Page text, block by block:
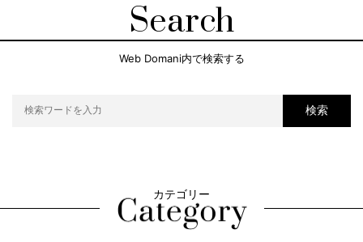
Search
Web Domani内で検索する
検索
カテゴリー